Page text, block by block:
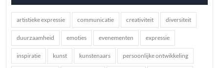
artistieke expressie communicatie creativiteit diversiteit
duurzaamheid emoties evenementen expressie
inspiratie kunst kunstenaars persoonlijke ontwikkeling